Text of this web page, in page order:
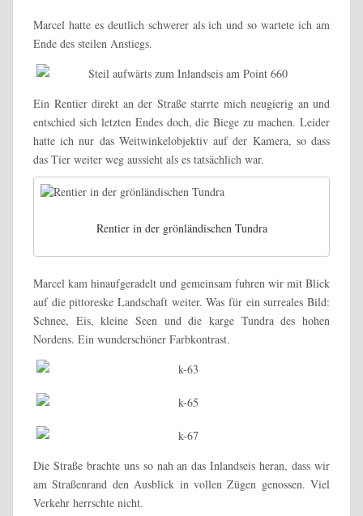
Marcel hatte es deutlich schwerer als ich und so wartete ich am
Ende des steilen Anstiegs.
Ein Rentier direkt an der Straße starrte mich neugierig an und
entschied sich letzten Endes doch, die Biege zu machen. Leider
hatte ich nur das Weitwinkelobjektiv auf der Kamera, so dass
das Tier weiter weg aussieht als es tatsächlich war.
Rentier in der grönländischen Tundra
Marcel kam hinaufgeradelt und gemeinsam fuhren wir mit Blick
auf die pittoreske Landschaft weiter. Was für ein surreales Bild:
Schnee, Eis, kleine Seen und die karge Tundra des hohen
Nordens. Ein wunderschöner Farbkontrast.
Die Straße brachte uns so nah an das Inlandseis heran, dass wir
am Straßenrand den Ausblick in vollen Zügen genossen. Viel
Verkehr herrschte nicht.